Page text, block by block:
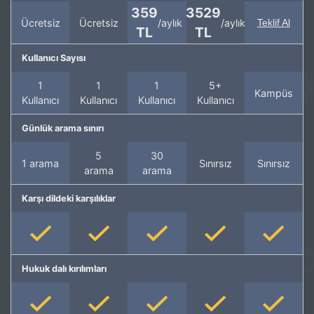
Ücretsiz Ücretsiz
359
TL
/aylık
3529
TL
/aylık Teklif Al
Kullanıcı Sayısı
1
Kullanıcı
1
Kullanıcı
1
Kullanıcı
5+
Kullanıcı
Kampüs
Günlük arama sınırı
1 arama
5
arama
30
arama
Sınırsız Sınırsız
Karşı dildeki karşılıklar
Hukuk dalı kırılımları